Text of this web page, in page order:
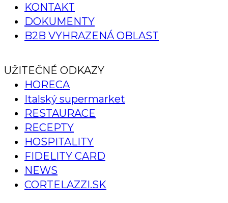
KONTAKT
DOKUMENTY
B2B VYHRAZENÁ OBLAST
UŽITEČNÉ ODKAZY
HORECA
Italský supermarket
RESTAURACE
RECEPTY
HOSPITALITY
FIDELITY CARD
NEWS
CORTELAZZI.SK